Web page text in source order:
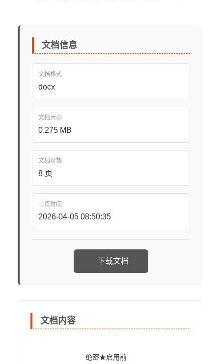
文档信息
文档格式
docx
文档大小
0.275 MB
文档页数
8 页
上传时间
2026-04-05 08:50:35
下载文档
文档内容